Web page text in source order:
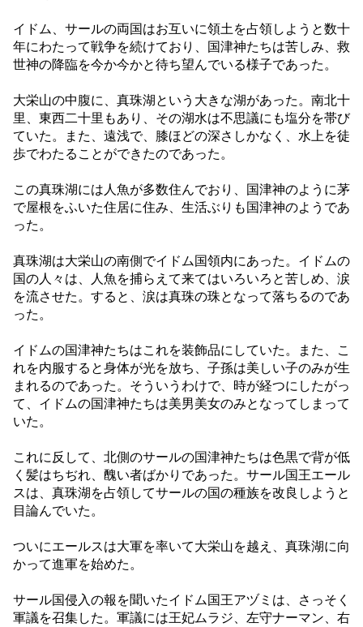
イドム、サールの両国はお互いに領土を占領しようと数十
年にわたって戦争を続けており、国津神たちは苦しみ、救
世神の降臨を今か今かと待ち望んでいる様子であった。
大栄山の中腹に、真珠湖という大きな湖があった。南北十
里、東西二十里もあり、その湖水は不思議にも塩分を帯び
ていた。また、遠浅で、膝ほどの深さしかなく、水上を徒
歩でわたることができたのであった。
この真珠湖には人魚が多数住んでおり、国津神のように茅
で屋根をふいた住居に住み、生活ぶりも国津神のようであ
った。
真珠湖は大栄山の南側でイドム国領内にあった。イドムの
国の人々は、人魚を捕らえて来てはいろいろと苦しめ、涙
を流させた。すると、涙は真珠の珠となって落ちるのであ
った。
イドムの国津神たちはこれを装飾品にしていた。また、こ
れを内服すると身体が光を放ち、子孫は美しい子のみが生
まれるのであった。そういうわけで、時が経つにしたがっ
て、イドムの国津神たちは美男美女のみとなってしまって
いた。
これに反して、北側のサールの国津神たちは色黒で背が低
く髪はちぢれ、醜い者ばかりであった。サール国王エール
スは、真珠湖を占領してサールの国の種族を改良しようと
目論んでいた。
ついにエールスは大軍を率いて大栄山を越え、真珠湖に向
かって進軍を始めた。
サール国侵入の報を聞いたイドム国王アヅミは、さっそく
軍議を召集した。軍議には王妃ムラジ、左守ナーマン、右